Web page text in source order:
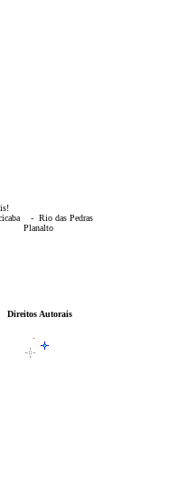
- Rio das Pedras
Planalto
Direitos Autorais